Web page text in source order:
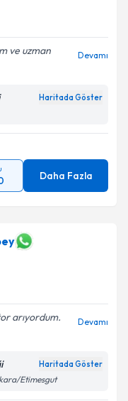
ve uzman
Devamı
Haritada Göster
Daha Fazla
arıyordum.
Devamı
Haritada Göster
Etimesgut